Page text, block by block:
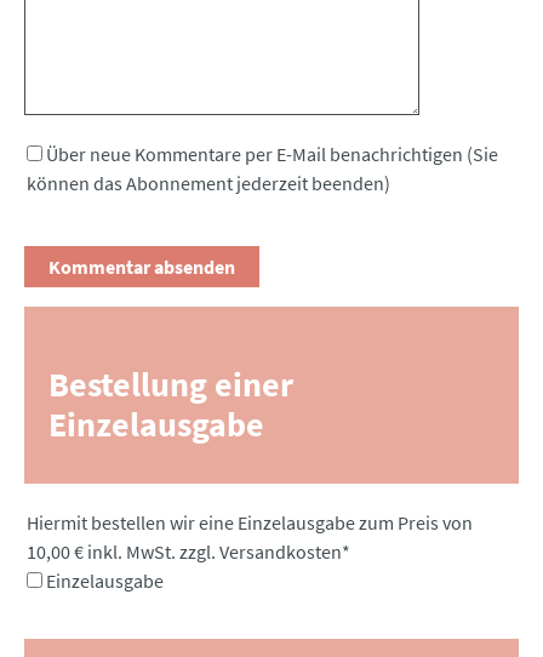
Über neue Kommentare per E-Mail benachrichtigen (Sie
können das Abonnement jederzeit beenden)
Bestellung einer
Einzelausgabe
Pflichtfeld
Hiermit bestellen wir eine Einzelausgabe zum Preis von
10,00 € inkl. MwSt. zzgl. Versandkosten*
Einzelausgabe